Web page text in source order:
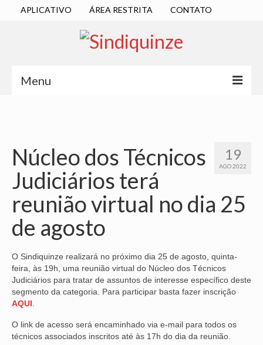
APLICATIVO ÁREA RESTRITA CONTATO
Menu
DIRETORIA EXECUTIVA
ESTATUTO
ATAS
LOCALIZAÇÃO
QUEM SOMOS
NOSSA HISTÓRIA
SUBSEDES
ARAÇATUBA
19
AGO 2022
Núcleo dos Técnicos
Judiciários terá
reunião virtual no dia 25
de agosto
O Sindiquinze realizará no próximo dia 25 de agosto, quinta-
feira, às 19h, uma reunião virtual do Núcleo dos Técnicos
Judiciários para tratar de assuntos de interesse específico deste
segmento da categoria. Para participar basta fazer inscrição
AQUI
O link de acesso será encaminhado via e-mail para todos os
técnicos associados inscritos até às 17h do dia da reunião.